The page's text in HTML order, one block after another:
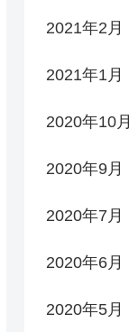
2021年2月
2021年1月
2020年10月
2020年9月
2020年7月
2020年6月
2020年5月